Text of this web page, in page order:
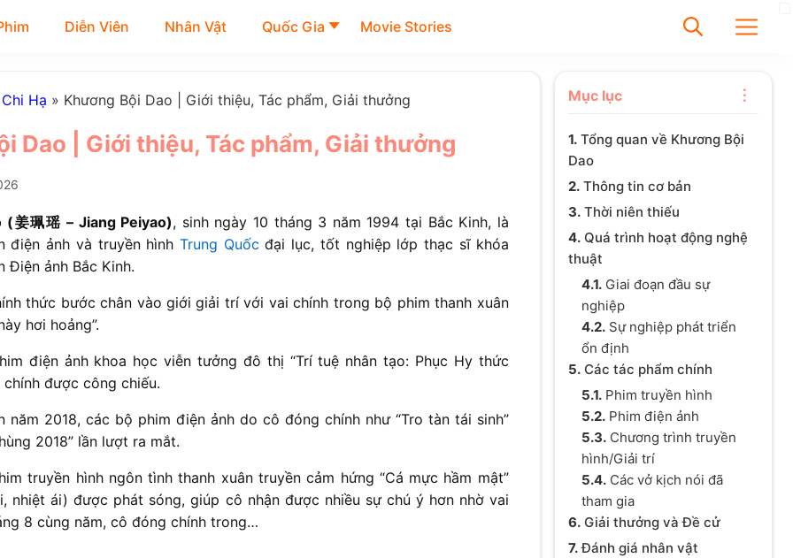
Diễn Viên Nhân Vật Quốc Gia Movie Stories
Tìm
Chưa có bài viết được tìm
thấy
Hạ » Khương Bội Dao | Giới thiệu, Tác phẩm, Giải thưởng
Dao | Giới thiệu, Tác phẩm, Giải thưởng
(姜珮瑶 – Jiang Peiyao), sinh ngày 10 tháng 3 năm 1994 tại Bắc Kinh, là
điện ảnh và truyền hình Trung Quốc đại lục, tốt nghiệp lớp thạc sĩ khóa
Điện ảnh Bắc Kinh.
thức bước chân vào giới giải trí với vai chính trong bộ phim thanh xuân
hơi hoảng”.
điện ảnh khoa học viễn tưởng đô thị “Trí tuệ nhân tạo: Phục Hy thức
được công chiếu.
năm 2018, các bộ phim điện ảnh do cô đóng chính như “Tro tàn tái sinh”
2018” lần lượt ra mắt.
truyền hình ngôn tình thanh xuân truyền cảm hứng “Cá mực hầm mật”
nhiệt ái) được phát sóng, giúp cô nhận được nhiều sự chú ý hơn nhờ vai
8 cùng năm, cô đóng chính trong…
Mục lục
1.Tổng quan về Khương Bội
Dao
2.Thông tin cơ bản
3.Thời niên thiếu
4.Quá trình hoạt động nghệ
thuật
4.1.Giai đoạn đầu sự
nghiệp
4.2.Sự nghiệp phát triển
ổn định
5.Các tác phẩm chính
5.1.Phim truyền hình
5.2.Phim điện ảnh
5.3.Chương trình truyền
hình/Giải trí
5.4.Các vở kịch nói đã
tham gia
6.Giải thưởng và Đề cử
7.Đánh giá nhân vật